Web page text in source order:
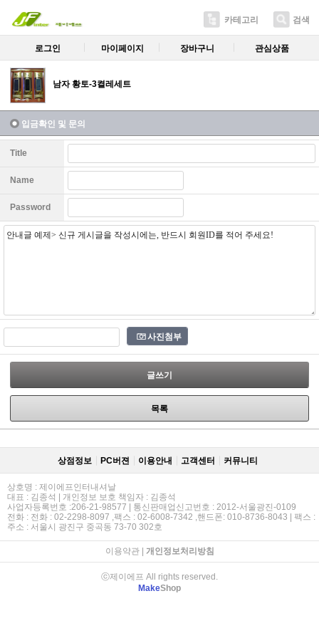
카테고리 검색
로그인 마이페이지 장바구니 관심상품
남자 황토-3켤레세트
입금확인 및 문의
Title
Name
Password
사진첨부
글쓰기
목록
상점정보 PC버젼 이용안내 고객센터 커뮤니티
상호명 : 제이에프인터내셔날
대표 : 김종석 | 개인정보 보호 책임자 : 김종석
사업자등록번호 :206-21-98577 | 통신판매업신고번호 : 2012-서울광진-0109
전화 : 전화 : 02-2298-8097 ,팩스 : 02-6008-7342 ,핸드폰: 010-8736-8043 | 팩스 :
주소 : 서울시 광진구 중곡동 73-70 302호
이용약관| 개인정보처리방침
ⓒ제이에프 All rights reserved.
MakeShop